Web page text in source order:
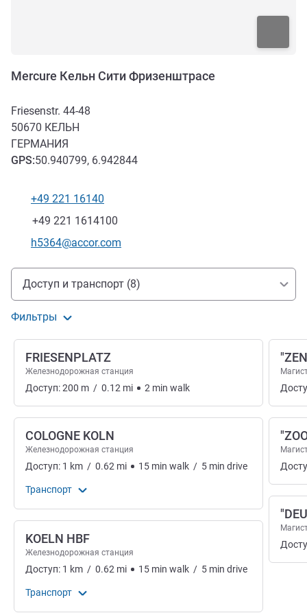
Mercure Кельн Сити Фризенштрасе
Friesenstr. 44-48
50670 КЕЛЬН
ГЕРМАНИЯ
GPS:50.940799, 6.942844
Телефон
+49 221 16140
Факс
+49 221 1614100
Контактный адрес электронной почты
h5364@accor.com
Доступ и транспорт
Доступ и транспорт (8)
Фильтры
FRIESENPLATZ
Железнодорожная станция
Доступ:200 m / 0.12 mi 2 min walk
COLOGNE KOLN
Железнодорожная станция
Доступ: 1 km / 0.62 mi 15 min walk / 5 min drive
Транспорт
KOELN HBF
Железнодорожная станция
Доступ: 1 km / 0.62 mi 15 min walk / 5 min drive
Транспорт